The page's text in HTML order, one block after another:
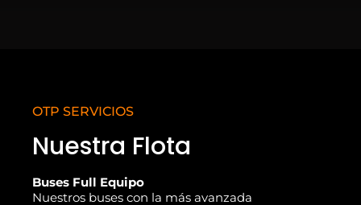
OTP SERVICIOS
Nuestra Flota
Buses Full Equipo
Nuestros buses con la más avanzada